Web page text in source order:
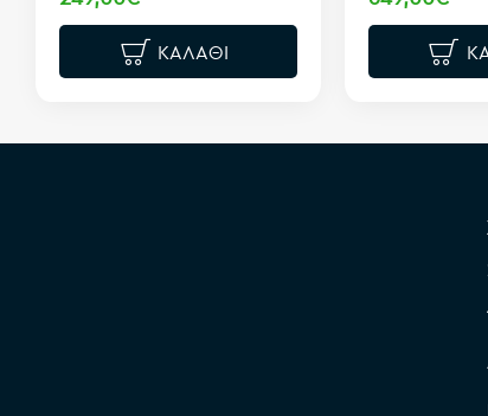
ΚΑΛΆΘΙ